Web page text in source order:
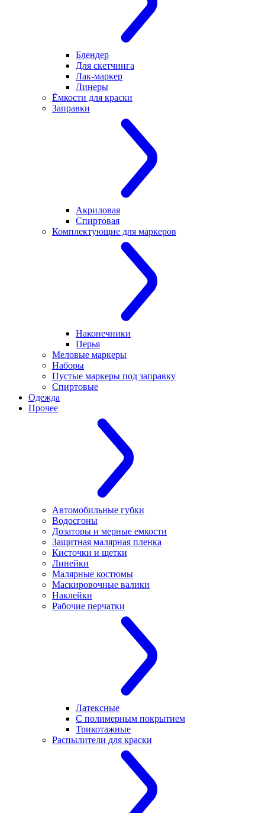
Блендер
Для скетчинга
Лак-маркер
Линеры
Ёмкости для краски
Заправки
Акриловая
Спиртовая
Комплектующие для маркеров
Наконечники
Перья
Меловые маркеры
Наборы
Пустые маркеры под заправку
Спиртовые
Одежда
Прочее
Автомобильные губки
Водосгоны
Дозаторы и мерные емкости
Защитная малярная пленка
Кисточки и щетки
Линейки
Малярные костюмы
Маскировочные валики
Наклейки
Рабочие перчатки
Латексные
С полимерным покрытием
Трикотажные
Распылители для краски